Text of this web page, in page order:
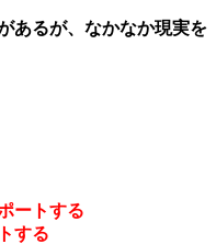
あるが、なかなか現実を
ートする
する